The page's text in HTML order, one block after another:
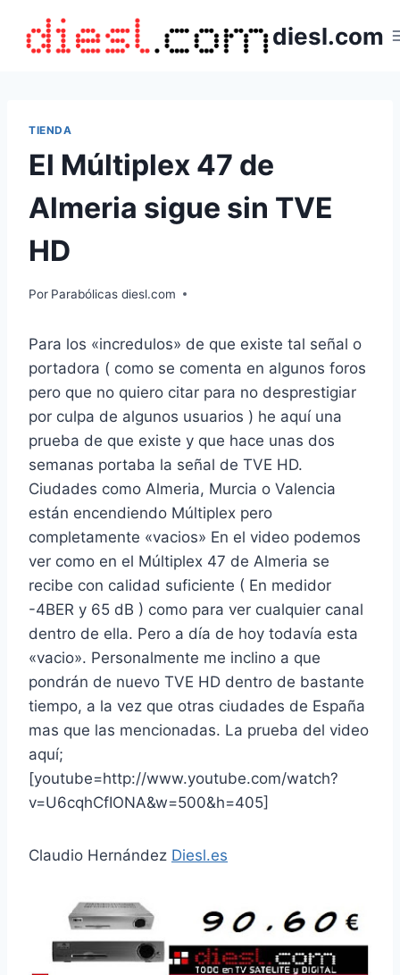
contenido
diesl.com
TIENDA
El Múltiplex 47 de
Almeria sigue sin TVE
HD
Por Parabólicas diesl.com
Para los «incredulos» de que existe tal señal o
portadora ( como se comenta en algunos foros
pero que no quiero citar para no desprestigiar
por culpa de algunos usuarios ) he aquí una
prueba de que existe y que hace unas dos
semanas portaba la señal de TVE HD.
Ciudades como Almeria, Murcia o Valencia
están encendiendo Múltiplex pero
completamente «vacios» En el video podemos
ver como en el Múltiplex 47 de Almeria se
recibe con calidad suficiente ( En medidor
-4BER y 65 dB ) como para ver cualquier canal
dentro de ella. Pero a día de hoy todavía esta
«vacio». Personalmente me inclino a que
pondrán de nuevo TVE HD dentro de bastante
tiempo, a la vez que otras ciudades de España
mas que las mencionadas. La prueba del video
aquí;
[youtube=http://www.youtube.com/watch?
v=U6cqhCfIONA&w=500&h=405]
Claudio Hernández Diesl.es